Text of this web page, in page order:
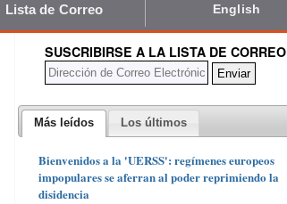
Lista de Correo English
SUSCRIBIRSE A LA LISTA DE CORREO
Más leídos Los últimos
Bienvenidos a la 'UERSS': regímenes europeos
impopulares se aferran al poder reprimiendo la
disidencia